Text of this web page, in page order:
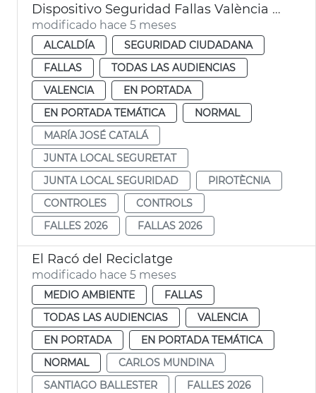
Dispositivo Seguridad Fallas València 2026
modificado hace 5 meses
ALCALDÍA
SEGURIDAD CIUDADANA
FALLAS
TODAS LAS AUDIENCIAS
VALENCIA
EN PORTADA
EN PORTADA TEMÁTICA
NORMAL
MARÍA JOSÉ CATALÁ
JUNTA LOCAL SEGURETAT
JUNTA LOCAL SEGURIDAD
PIROTÈCNIA
CONTROLES
CONTROLS
FALLES 2026
FALLAS 2026
El Racó del Reciclatge
modificado hace 5 meses
MEDIO AMBIENTE
FALLAS
TODAS LAS AUDIENCIAS
VALENCIA
EN PORTADA
EN PORTADA TEMÁTICA
NORMAL
CARLOS MUNDINA
SANTIAGO BALLESTER
FALLES 2026